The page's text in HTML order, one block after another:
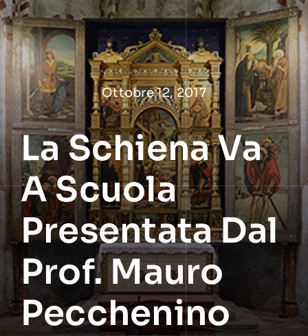
Salta
al
contenuto
Ottobre 12, 2017
La Schiena Va
A Scuola
Presentata Dal
Prof. Mauro
Pecchenino